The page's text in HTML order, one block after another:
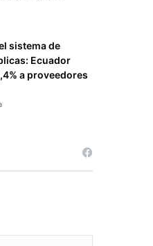
sistema de
Ecuador
a proveedores